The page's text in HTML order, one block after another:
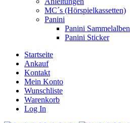
MC´s (Hörspielkassetten)
Panini
Panini Sammelalben
Panini Sticker
Startseite
Ankauf
Kontakt
Mein Konto
Wunschliste
Warenkorb
Log In